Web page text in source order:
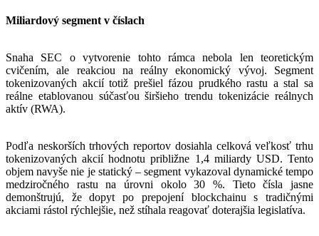
Miliardový segment v číslach
Snaha SEC o vytvorenie tohto rámca nebola len teoretickým
cvičením, ale reakciou na reálny ekonomický vývoj. Segment
tokenizovaných akcií totiž prešiel fázou prudkého rastu a stal sa
reálne etablovanou súčasťou širšieho trendu tokenizácie reálnych
aktív (RWA).
Podľa neskorších trhových reportov dosiahla celková veľkosť trhu
tokenizovaných akcií hodnotu približne 1,4 miliardy USD. Tento
objem navyše nie je statický – segment vykazoval dynamické tempo
medziročného rastu na úrovni okolo 30 %. Tieto čísla jasne
demonštrujú, že dopyt po prepojení blockchainu s tradičnými
akciami rástol rýchlejšie, než stíhala reagovať doterajšia legislatíva.